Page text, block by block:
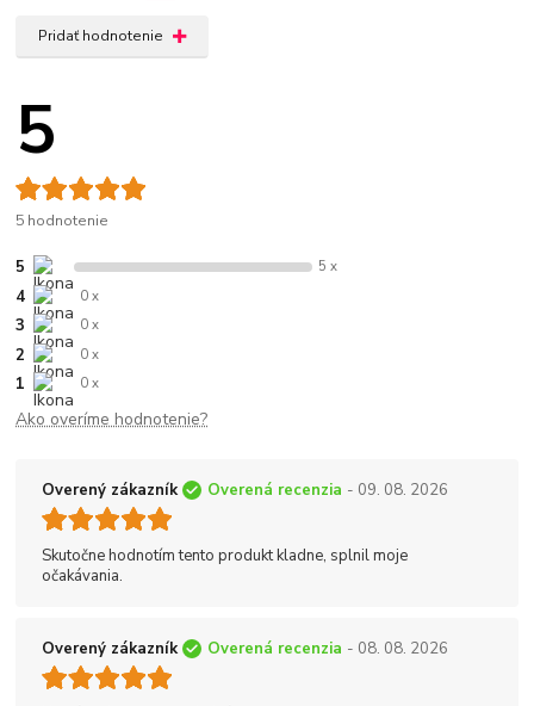
Pridať hodnotenie
5
5 hodnotenie
5 5 x
4 0 x
3 0 x
2 0 x
1 0 x
Ako overíme hodnotenie?
Overený zákazník Overená recenzia - 09. 08. 2026
Skutočne hodnotím tento produkt kladne, splnil moje
očakávania.
Overený zákazník Overená recenzia - 08. 08. 2026